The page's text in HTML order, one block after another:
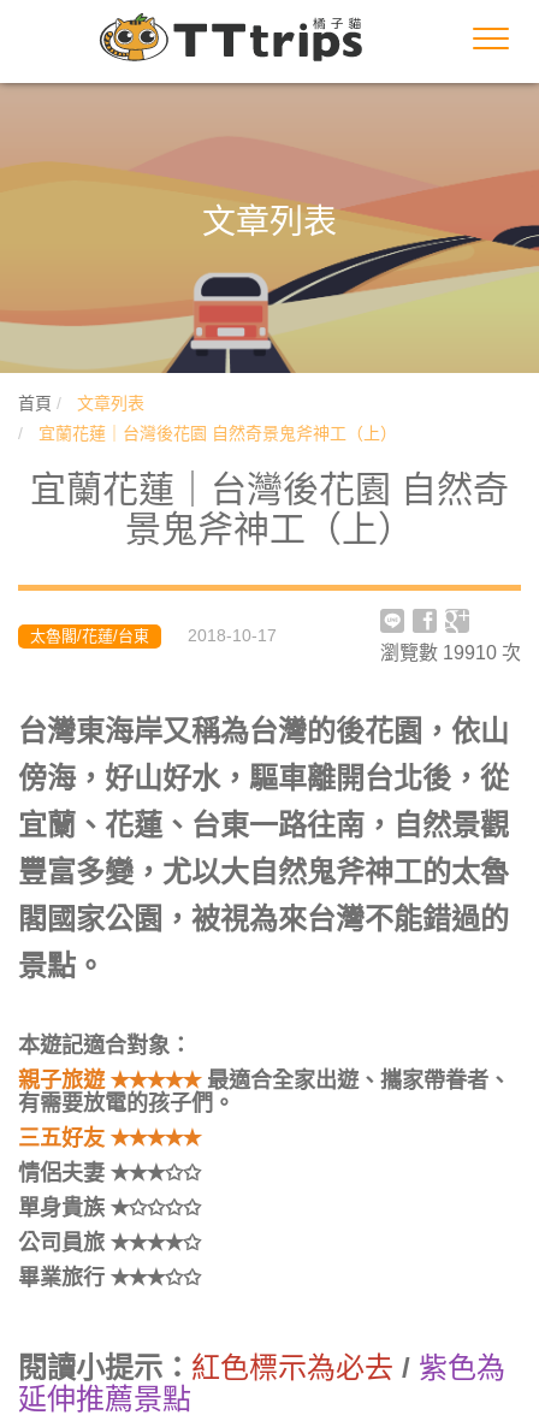
文章列表
首頁
文章列表
宜蘭花蓮｜台灣後花園 自然奇景鬼斧神工（上）
宜蘭花蓮｜台灣後花園 自然奇
景鬼斧神工（上）
太魯閣/花蓮/台東 2018-10-17
瀏覽數 19910 次
台灣東海岸又稱為台灣的後花園，依山
傍海，好山好水，驅車離開台北後，從
宜蘭、花蓮、台東一路往南，自然景觀
豐富多變，尤以大自然鬼斧神工的太魯
閣國家公園，被視為來台灣不能錯過的
景點。
本遊記適合對象：
親子旅遊 ✭✭✭✭✭ 最適合全家出遊、攜家帶眷者、
有需要放電的孩子們。
三五好友 ✭✭✭✭✭
情侶夫妻 ✭✭✭✩✩
單身貴族 ✭✩✩✩✩
公司員旅 ✭✭✭✭✩
畢業旅行 ✭✭✭✩✩
閱讀小提示： 紅色標示為必去 / 紫色為
延伸推薦景點